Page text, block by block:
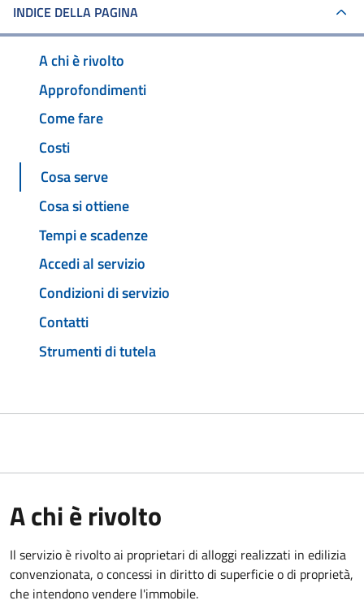
INDICE DELLA PAGINA
A chi è rivolto
Approfondimenti
Come fare
Costi
Cosa serve
Cosa si ottiene
Tempi e scadenze
Accedi al servizio
Condizioni di servizio
Contatti
Strumenti di tutela
A chi è rivolto
Il servizio è rivolto ai proprietari di alloggi realizzati in edilizia
convenzionata, o concessi in diritto di superficie o di proprietà,
che intendono vendere l'immobile.